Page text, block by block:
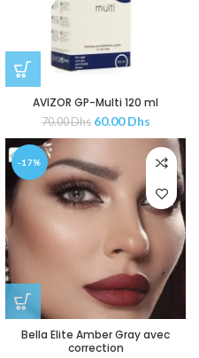
AVIZOR GP-Multi 120 ml
70.00Dhs 60.00Dhs
-17%
Bella Elite Amber Gray avec
correction